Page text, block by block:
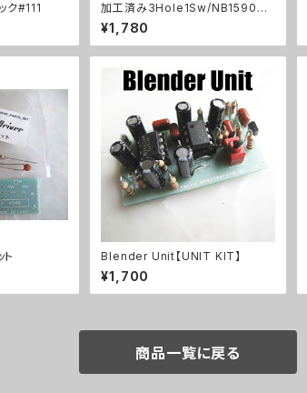
ク#111
加工済み3Hole1Sw/NB1590B
（112x61x32mm）アルミダイキャ
ストケース
¥1,780
Blender Unit【UNIT KIT】
¥1,700
商品一覧に戻る